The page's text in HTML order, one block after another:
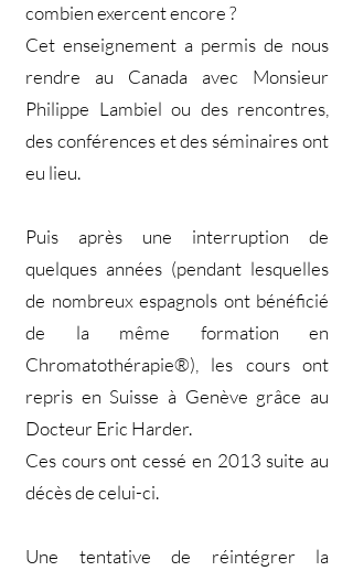
combien exercent encore ?
Cet enseignement a permis de nous
rendre au Canada avec Monsieur
Philippe Lambiel ou des rencontres,
des conférences et des séminaires ont
eu lieu.
Puis après une interruption de
quelques années (pendant lesquelles
de nombreux espagnols ont bénéficié
de la même formation en
Chromatothérapie®), les cours ont
repris en Suisse à Genève grâce au
Docteur Eric Harder.
Ces cours ont cessé en 2013 suite au
décès de celui-ci.
Une tentative de réintégrer la